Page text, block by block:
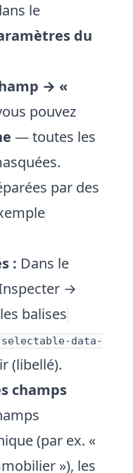
le
du
→ «
pouvez
— toutes les
par des
: Dans le
→
balises
data-
(libellé).
champs
(par ex. «
»), les